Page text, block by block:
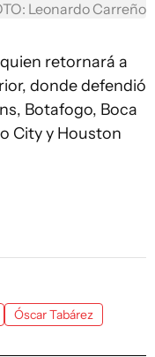
Leonardo Carreño
retornará a
donde defendió
Botafogo, Boca
City y Houston
Óscar Tabárez